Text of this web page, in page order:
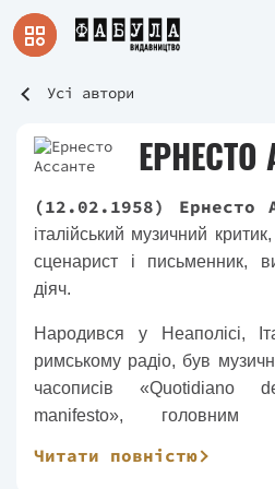
Усі автори
ЕРНЕСТО
(12.02.1958) Ернесто
італійський музичний
сценарист і письменник,
діяч.
Народився у Неаполісі,
римському радіо, був
часописів «Quotidiano
manifesto», головним
Читати повністю